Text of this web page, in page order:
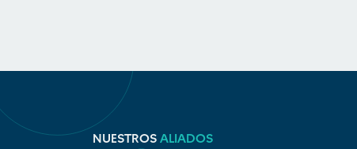
NUESTROS ALIADOS